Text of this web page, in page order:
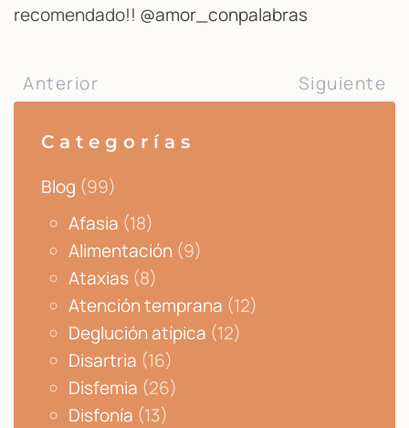
recomendado!! @amor_conpalabras
Anterior Siguiente
Categorías
Blog (99)
Afasia (18)
Alimentación (9)
Ataxias (8)
Atención temprana (12)
Deglución atípica (12)
Disartria (16)
Disfemia (26)
Disfonía (13)